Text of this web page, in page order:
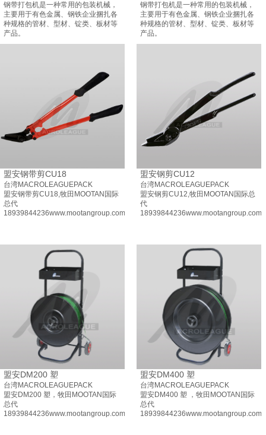
钢带打包机是一种常用的包装机械，
主要用于有色金属、钢铁企业捆扎各
种规格的管材、型材、锭类、板材等
产品。
钢带打包机是一种常用的包装机械，
主要用于有色金属、钢铁企业捆扎各
种规格的管材、型材、锭类、板材等
产品。
盟安钢带剪CU18
台湾MACROLEAGUEPACK
盟安钢带剪CU18,牧田MOOTAN国际
总代
18939844236www.mootangroup.com
盟安钢剪CU12
台湾MACROLEAGUEPACK
盟安钢剪CU12,牧田MOOTAN国际总
代
18939844236www.mootangroup.com
盟安DM200 塑
台湾MACROLEAGUEPACK
盟安DM200 塑，牧田MOOTAN国际
总代
18939844236www.mootangroup.com
盟安DM400 塑
台湾MACROLEAGUEPACK
盟安DM400 塑 ，牧田MOOTAN国际
总代
18939844236www.mootangroup.com